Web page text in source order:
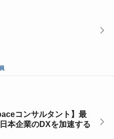
コンサルタント】最
本企業のDXを加速する